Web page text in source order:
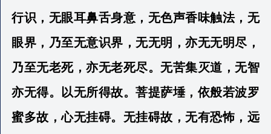
行识，无眼耳鼻舌身意，无色声香味触法，无
眼界，乃至无意识界，无无明，亦无无明尽，
乃至无老死，亦无老死尽。无苦集灭道，无智
亦无得。以无所得故。菩提萨埵，依般若波罗
蜜多故，心无挂碍。无挂碍故，无有恐怖，远